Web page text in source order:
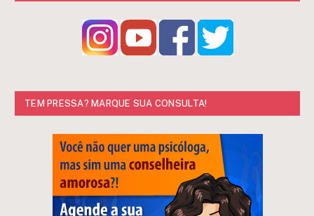
TEM PRESSA? MARQUE SUA CONSULTA!